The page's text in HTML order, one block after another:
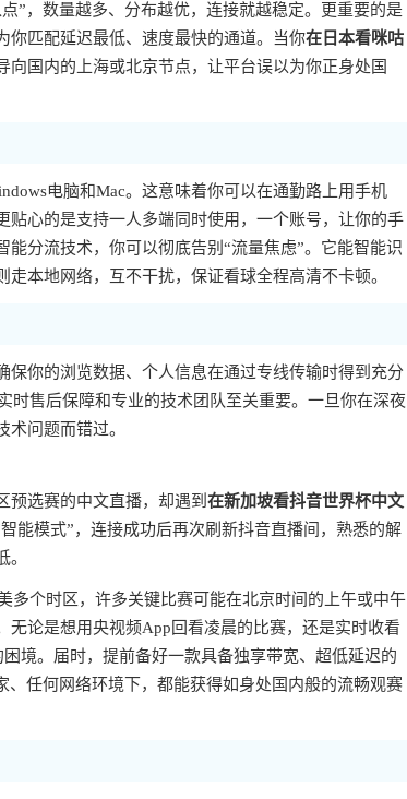
”，数量越多、分布越优，连接就越稳定。更重要的是
你匹配延迟最低、速度最快的通道。当你在日本看咪咕
向国内的上海或北京节点，让平台误以为你正身处国
电脑和Mac。这意味着你可以在通勤路上用手机
心的是支持一人多端同时使用，一个账号，让你的手
分流技术，你可以彻底告别“流量焦虑”。它能智能识
本地网络，互不干扰，保证看球全程高清不卡顿。
你的浏览数据、个人信息在通过专线传输时得到充分
时售后保障和专业的技术团队至关重要。一旦你在深夜
问题而错过。
预选赛的中文直播，却遇到 在新加坡看抖音世界杯中文
能模式”，连接成功后再次刷新抖音直播间，熟悉的解
多个时区，许多关键比赛可能在北京时间的上午或中午
论是想用央视频App回看凌晨的比赛，还是实时收看
困境。届时，提前备好一款具备独享带宽、超低延迟的
、任何网络环境下，都能获得如身处国内般的流畅观赛